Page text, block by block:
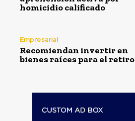
homicidio calificado
Empresarial
Recomiendan invertir en
bienes raíces para el retiro